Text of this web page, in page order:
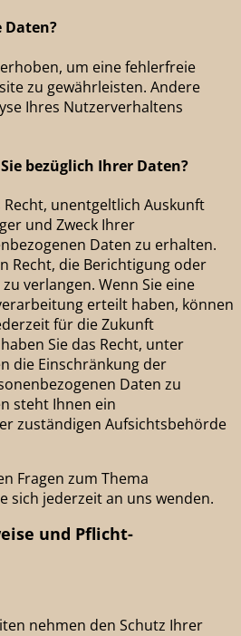
um eine fehlerfreie
zu gewährleisten. Andere
Ihres Nutzerverhaltens
bezüglich Ihrer Daten?
unentgeltlich Auskunft
und Zweck Ihrer
Daten zu erhalten.
Recht, die Berichtigung oder
verlangen. Wenn Sie eine
erteilt haben, können
für die Zukunft
Sie das Recht, unter
die Einschränkung der
Daten zu
steht Ihnen ein
zuständigen Aufsichtsbehörde
Fragen zum Thema
sich jederzeit an uns wenden.
und Pflicht­
nehmen den Schutz Ihrer